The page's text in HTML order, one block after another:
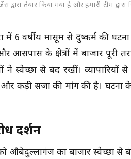
द्वारा तैयार किया गया है और हमारी टीम द्वारा
में 6 वर्षीय मासूम से दुष्कर्म की
आसपास के क्षेत्रों में बाजार पूरी
ने स्वेच्छा से बंद रखीं।
और कड़ी सजा की मांग की है।
प्रदर्शन
औबेदुल्लागंज का बाजार स्वेच्छा से